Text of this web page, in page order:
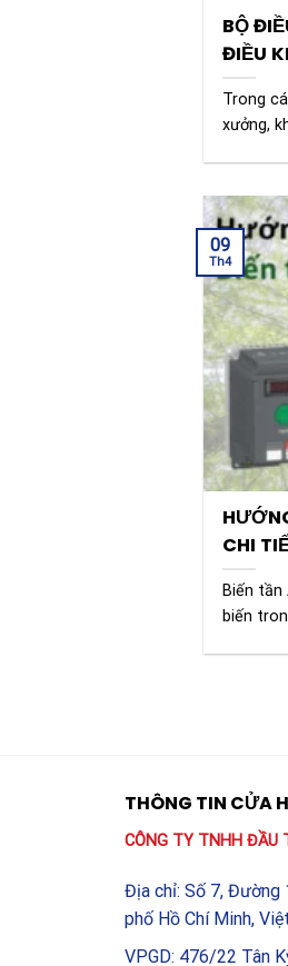
BỘ
ĐIỀU
QUẢ
Trong
xưởng,
CHI
Biến
biến
09
Th4
THÔNG TIN CỬA
CÔNG TY TNHH ĐẦU
Địa chỉ: Số 7, Đường
phố Hồ Chí Minh,
VPGD: 476/22 Tân